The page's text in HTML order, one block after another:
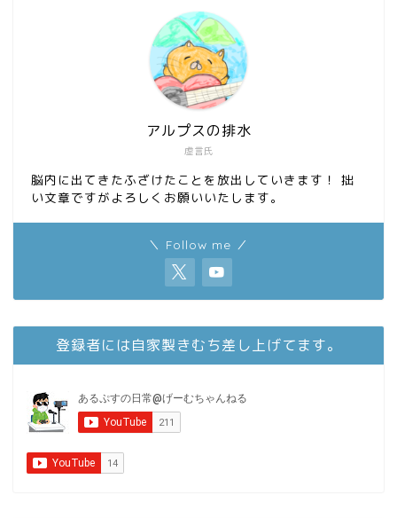
虚言氏
アルプスの排水
脳内に出てきたふざけたことを放出していきます！ 拙
い文章ですがよろしくお願いいたします。
＼ Follow me ／
登録者には自家製きむち差し上げてます。